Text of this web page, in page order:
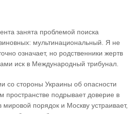
занята проблемой поиска
мультинациональный. Я не
означает, но родственники жертв
иск в Международный трибунал.
со стороны Украины об опасности
пространстве подрывает доверие в
порядок и Москву устраивает,